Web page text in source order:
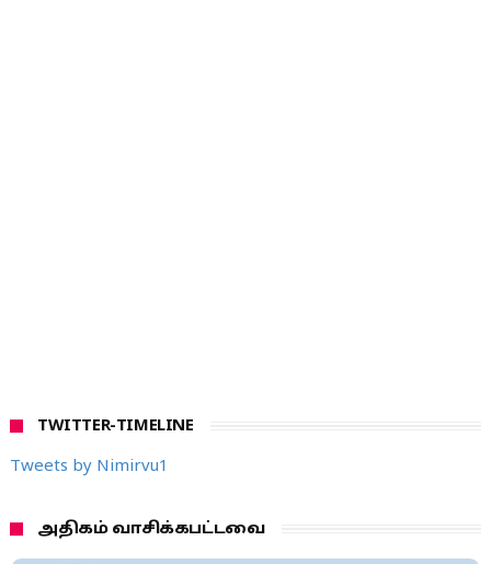
TWITTER-TIMELINE
Tweets by Nimirvu1
அதிகம் வாசிக்கபட்டவை